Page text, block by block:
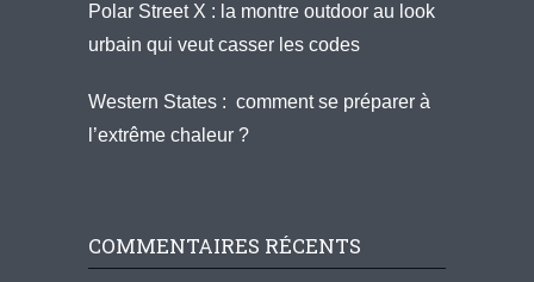
Polar Street X : la montre outdoor au look
urbain qui veut casser les codes
Western States : comment se préparer à
l’extrême chaleur ?
COMMENTAIRES RÉCENTS